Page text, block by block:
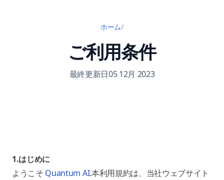
ホーム/
ご利用条件
最終更新日05 12月 2023
1.はじめに
ようこそ Quantum AI.本利用規約は、当社ウェブサイト